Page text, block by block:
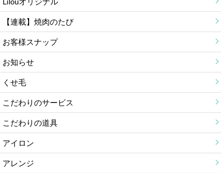
【連載】焼肉のたび
お客様スナップ
お知らせ
くせ毛
こだわりのサービス
こだわりの道具
アイロン
アレンジ